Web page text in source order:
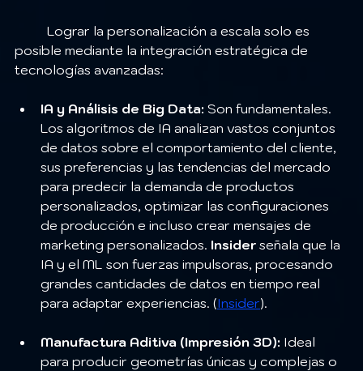
posible mediante la integración estratégica de
tecnologías avanzadas:
IA y Análisis de Big Data: Son fundamentales.
Los algoritmos de IA analizan vastos conjuntos
de datos sobre el comportamiento del cliente,
sus preferencias y las tendencias del mercado
para predecir la demanda de productos
personalizados, optimizar las configuraciones
de producción e incluso crear mensajes de
marketing personalizados. Insider señala que la
IA y el ML son fuerzas impulsoras, procesando
grandes cantidades de datos en tiempo real
para adaptar experiencias. (Insider).
Manufactura Aditiva (Impresión 3D): Ideal
para producir geometrías únicas y complejas o